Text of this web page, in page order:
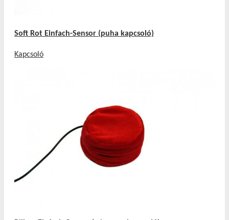
Soft Rot Einfach-Sensor (puha kapcsoló)
Kapcsoló